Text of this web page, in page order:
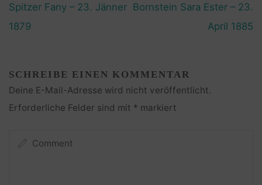
Spitzer Fany – 23. Jänner
1879
Bornstein Sara Ester – 23.
April 1885
SCHREIBE EINEN KOMMENTAR
Deine E-Mail-Adresse wird nicht veröffentlicht.
Erforderliche Felder sind mit * markiert